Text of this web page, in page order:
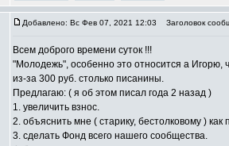
Добавлено: Вс Фев 07, 2021 12:03 Заголовок
Всем доброго времени суток !!!
"Молодежь", особенно это относится а Игорю,
из-за 300 руб. столько писанины.
Предлагаю: ( я об этом писал года 2 назад )
1. увеличить взнос.
2. объяснить мне ( старику, бестолковому ) как
3. сделать Фонд всего нашего сообщества.